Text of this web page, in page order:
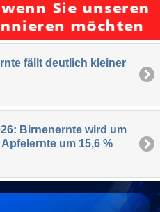
fällt deutlich kleiner
Birnenernte wird um
um 15,6 %